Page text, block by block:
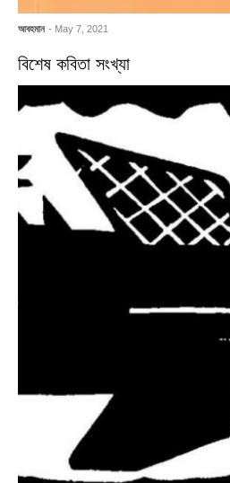
আবহমান - May 7, 2021
বিশেষ কবিতা সংখ্যা